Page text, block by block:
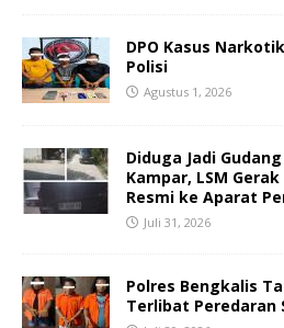
DPO Kasus
Polisi
Agustus 1, 2026
Diduga Jadi
Kampar, LSM
Resmi ke Aparat
Juli 31, 2026
Polres Bengkalis
Terlibat Peredaran